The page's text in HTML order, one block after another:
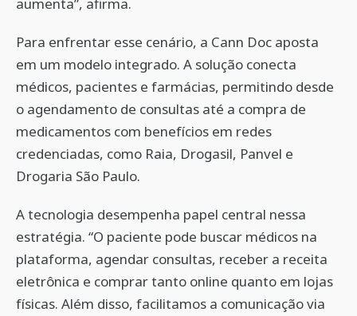
aumenta”, afirma.
Para enfrentar esse cenário, a Cann Doc aposta
em um modelo integrado. A solução conecta
médicos, pacientes e farmácias, permitindo desde
o agendamento de consultas até a compra de
medicamentos com benefícios em redes
credenciadas, como Raia, Drogasil, Panvel e
Drogaria São Paulo.
A tecnologia desempenha papel central nessa
estratégia. “O paciente pode buscar médicos na
plataforma, agendar consultas, receber a receita
eletrônica e comprar tanto online quanto em lojas
físicas. Além disso, facilitamos a comunicação via